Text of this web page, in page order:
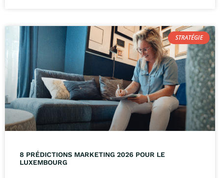
STRATÉGIE
8 PRÉDICTIONS MARKETING 2026 POUR LE
LUXEMBOURG